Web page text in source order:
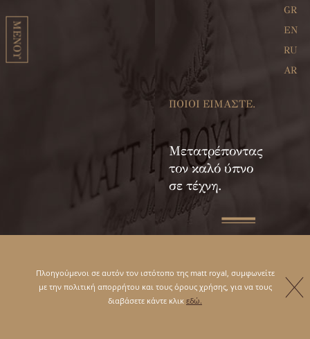
ΜΕΝΟΥ
GR
EN
RU
AR
ΠΟΙΟΙ ΕΙΜΑΣΤΕ.
Μετατρέποντας
τον καλό ύπνο
σε τέχνη.
Πλοηγούμενοι σε αυτόν τον ιστότοπο της matt royal, συμφωνείτε
με την πολιτική απορρήτου και τους όρους χρήσης, για να τους
διαβάσετε κάντε κλικ εδώ.